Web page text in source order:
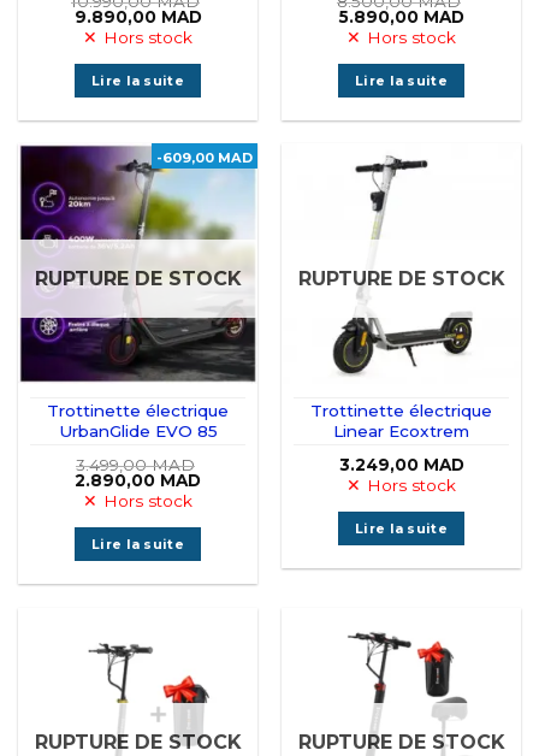
Le
prix
initial
était :
10.990,00 MAD.
9.890,00 MADLe
est :
Hors stock
Lire la suite
Le
prix
initial
était :
8.500,00 MAD.
5.890,00 MADLe
est :
Hors stock
Lire la suite
-609,00 MAD
RUPTURE DE STOCK
Trottinette électrique
UrbanGlide EVO 85
3.499,00MAD
Le
prix
initial
était :
3.499,00 MAD.
2.890,00 MAD
est :
Hors stock
Lire la suite
RUPTURE DE STOCK
Trottinette électrique
Linear Ecoxtrem
3.249,00 MAD
Hors stock
Lire la suite
RUPTURE DE STOCK RUPTURE DE STOCK